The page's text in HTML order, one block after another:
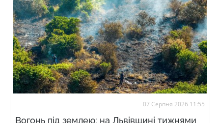
07 Серпня 2026 11:55
Вогонь під землею: на Львівщині тижнями